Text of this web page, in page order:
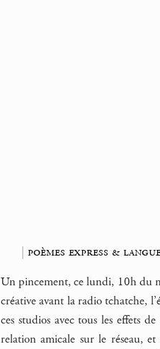
| poèmes express &
Un pincement, ce lundi, 10h du
créative avant la radio tchatche,
ces studios avec tous les effets
relation amicale sur le réseau, et